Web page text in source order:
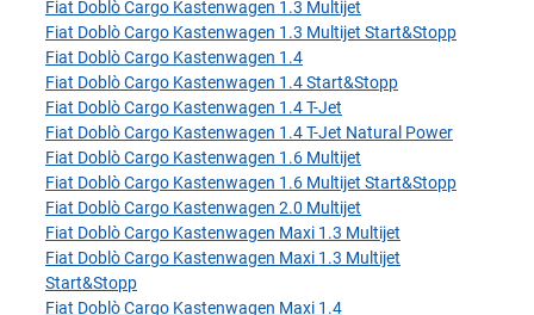
Fiat Doblò Cargo Kastenwagen 1.3 Multijet
Fiat Doblò Cargo Kastenwagen 1.3 Multijet Start&Stopp
Fiat Doblò Cargo Kastenwagen 1.4
Fiat Doblò Cargo Kastenwagen 1.4 Start&Stopp
Fiat Doblò Cargo Kastenwagen 1.4 T-Jet
Fiat Doblò Cargo Kastenwagen 1.4 T-Jet Natural Power
Fiat Doblò Cargo Kastenwagen 1.6 Multijet
Fiat Doblò Cargo Kastenwagen 1.6 Multijet Start&Stopp
Fiat Doblò Cargo Kastenwagen 2.0 Multijet
Fiat Doblò Cargo Kastenwagen Maxi 1.3 Multijet
Fiat Doblò Cargo Kastenwagen Maxi 1.3 Multijet
Start&Stopp
Fiat Doblò Cargo Kastenwagen Maxi 1.4